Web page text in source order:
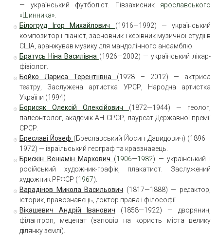
— український футболіст. Півзахисник ярославського
«Шинника»
Білогруд Ігор Михайлович (1916—1992) — український
композитор і піаніст, засновник і керівник музичної студії в
США, аранжував музику для мандолінного ансамблю.
Братусь Ніна Василівна (1926—2002) — український лікар-
фізіолог.
Бойко Лариса Терентіївна (1928 – 2012) — актриса
театру, Заслужена артистка УРСР, Народна артистка
України (1994)
Борисяк Олексій Олексійович (1872—1944) — геолог,
палеонтолог, академік АН СРСР, лауреат Державної премії
СРСР.
Бреславі Йозеф (Бреславський Йосип Давидович) (1896—
1972) — ізраїльський географ та краєзнавець.
Брискін Веніамін Маркович (1906—1982) — український і
російський художник-графік, плакатист. Заслужений
художник РРФСР (1967).
Варадінов Микола Васильович (1817—1888) — редактор,
історик, правознавець, доктор права і філософії.
Вікашевич Андрій Іванович (1858—1922) — дворянин,
філантроп, меценат (заповів на користь міста велику
ділянку землі).